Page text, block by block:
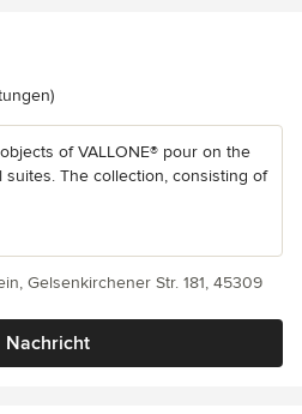
4 von 5 Sternen
of VALLONE® pour on the
The collection, consisting of
Nachricht
Gelsenkirchener Str. 181, 45309